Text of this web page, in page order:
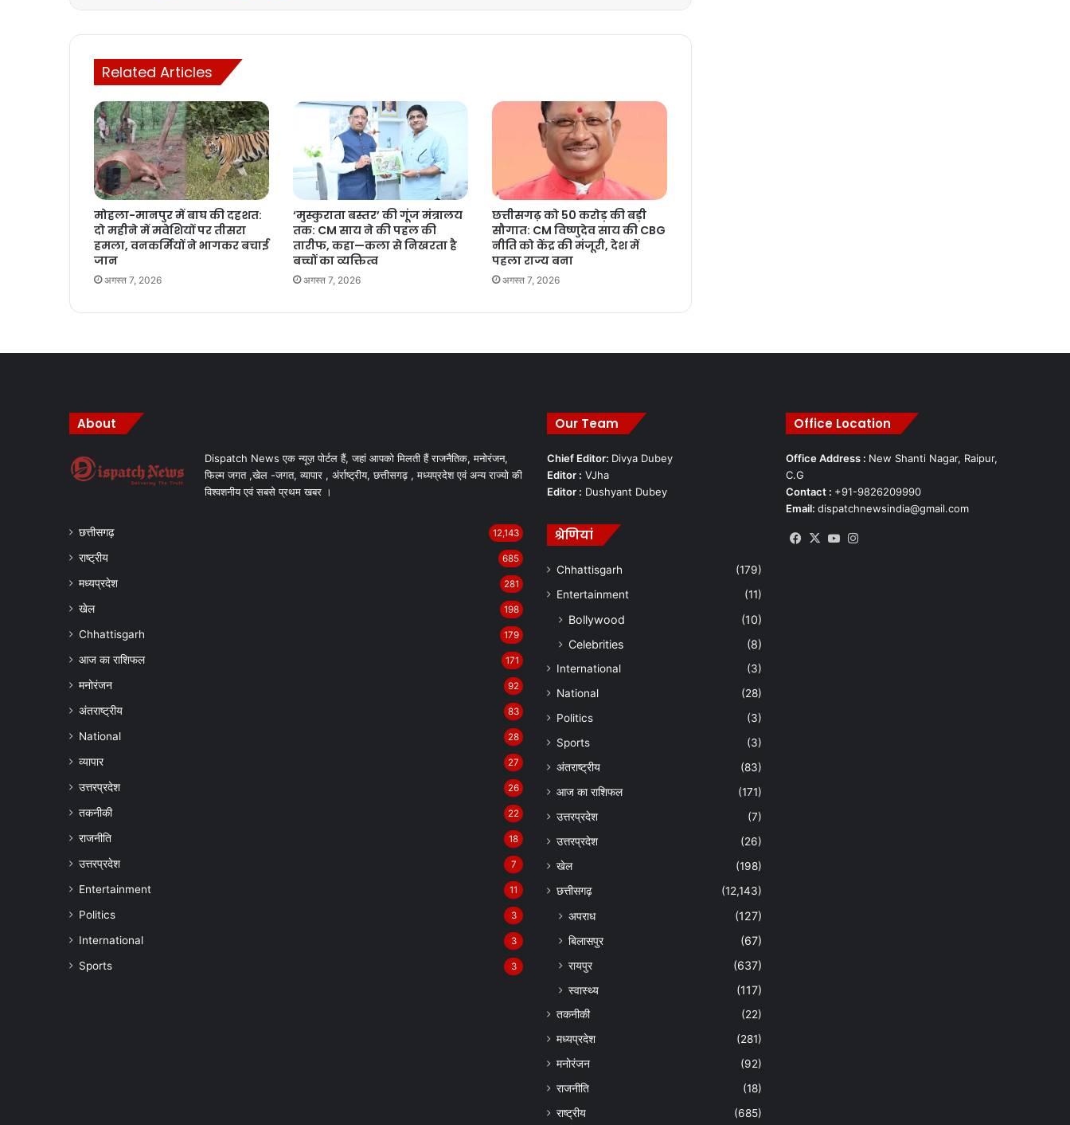
Related Articles
मोहला-मानपुर में बाघ की दहशत:
दो महीने में मवेशियों पर तीसरा
हमला, वनकर्मियों ने भागकर बचाई
जान
अगस्त 7, 2026
‘मुस्कुराता बस्तर’ की गूंज मंत्रालय
तक: CM साय ने की पहल की
तारीफ, कहा—कला से निखरता है
बच्चों का व्यक्तित्व
अगस्त 7, 2026
छत्तीसगढ़ को 50 करोड़ की बड़ी
सौगात: CM विष्णुदेव साय की CBG
नीति को केंद्र की मंजूरी, देश में
पहला राज्य बना
अगस्त 7, 2026
About
Dispatch News एक न्यूज़ पोर्टल हैं, जहां आपको मिलती हैं राजनैतिक, मनोरंजन,
फिल्म जगत ,खेल -जगत, व्यापार , अंर्राष्ट्रीय, छत्तीसगढ़ , मध्यप्रदेश एवं अन्य राज्यो की
विश्वशनीय एवं सबसे प्रथम खबर ।
छत्तीसगढ़ 12,143
राष्ट्रीय 685
मध्यप्रदेश 281
खेल 198
Chhattisgarh 179
आज का राशिफल 171
मनोरंजन 92
अंतराष्ट्रीय 83
National 28
व्यापार 27
उत्तरप्रदेश 26
तकनीकी 22
राजनीति 18
उत्तरप्रदेश 7
Entertainment 11
Politics 3
International 3
Sports 3
Our Team
Chief Editor: Divya Dubey
Editor : VJha
Editor : Dushyant Dubey
श्रेणियां
Chhattisgarh
(179)
Entertainment
(11)
Bollywood
(10)
Celebrities
(8)
International
(3)
National
(28)
Politics
(3)
Sports
(3)
अंतराष्ट्रीय
(83)
आज का राशिफल
(171)
उत्तरप्रदेश
(7)
उत्तरप्रदेश
(26)
खेल
(198)
छत्तीसगढ़
(12,143)
अपराध
(127)
बिलासपुर
(67)
रायपुर
(637)
स्वास्थ्य
(117)
तकनीकी
(22)
मध्यप्रदेश
(281)
मनोरंजन
(92)
राजनीति
(18)
राष्ट्रीय
(685)
Office Location
Office Address : New Shanti Nagar, Raipur,
C.G
Contact : +91-9826209990
Email: dispatchnewsindia@gmail.com
Facebook
X YouTube